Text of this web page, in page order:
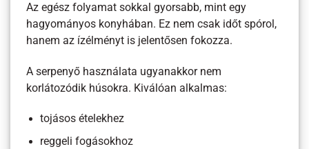
Az egész folyamat sokkal gyorsabb, mint egy
hagyományos konyhában. Ez nem csak időt spórol,
hanem az ízélményt is jelentősen fokozza.
A serpenyő használata ugyanakkor nem
korlátozódik húsokra. Kiválóan alkalmas:
tojásos ételekhez
reggeli fogásokhoz